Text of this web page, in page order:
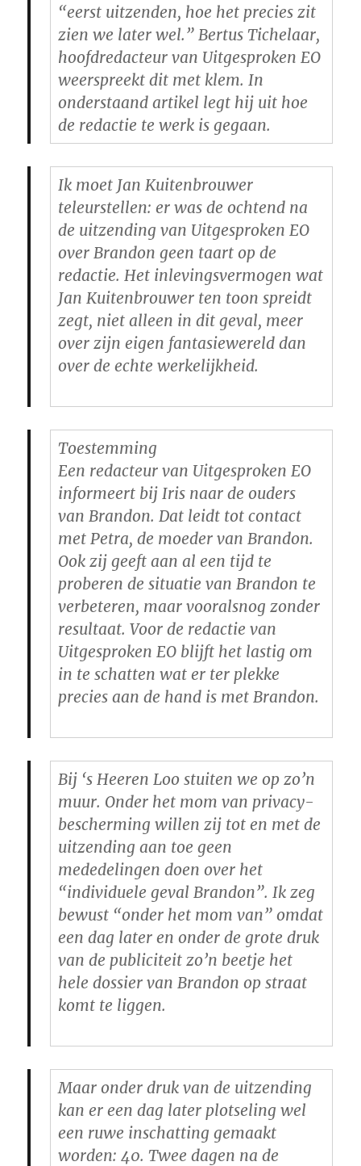
“eerst uitzenden, hoe het precies zit
zien we later wel.” Bertus Tichelaar,
hoofdredacteur van Uitgesproken EO
weerspreekt dit met klem. In
onderstaand artikel legt hij uit hoe
de redactie te werk is gegaan.
Ik moet Jan Kuitenbrouwer
teleurstellen: er was de ochtend na
de uitzending van Uitgesproken EO
over Brandon geen taart op de
redactie. Het inlevingsvermogen wat
Jan Kuitenbrouwer ten toon spreidt
zegt, niet alleen in dit geval, meer
over zijn eigen fantasiewereld dan
over de echte werkelijkheid.
Toestemming
Een redacteur van Uitgesproken EO
informeert bij Iris naar de ouders
van Brandon. Dat leidt tot contact
met Petra, de moeder van Brandon.
Ook zij geeft aan al een tijd te
proberen de situatie van Brandon te
verbeteren, maar vooralsnog zonder
resultaat. Voor de redactie van
Uitgesproken EO blijft het lastig om
in te schatten wat er ter plekke
precies aan de hand is met Brandon.
Bij ‘s Heeren Loo stuiten we op zo’n
muur. Onder het mom van privacy-
bescherming willen zij tot en met de
uitzending aan toe geen
mededelingen doen over het
“individuele geval Brandon”. Ik zeg
bewust “onder het mom van” omdat
een dag later en onder de grote druk
van de publiciteit zo’n beetje het
hele dossier van Brandon op straat
komt te liggen.
Maar onder druk van de uitzending
kan er een dag later plotseling wel
een ruwe inschatting gemaakt
worden: 40. Twee dagen na de